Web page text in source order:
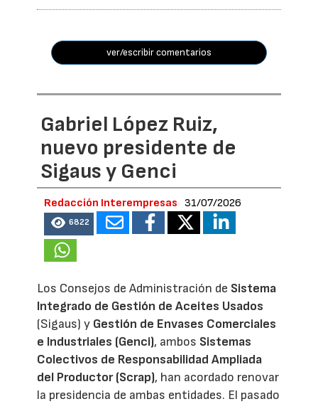
ver/escribir comentarios
Gabriel López Ruiz,
nuevo presidente de
Sigaus y Genci
Redacción Interempresas 31/07/2026
6822
Los Consejos de Administración de Sistema
Integrado de Gestión de Aceites Usados
(Sigaus) y Gestión de Envases Comerciales
e Industriales (Genci), ambos Sistemas
Colectivos de Responsabilidad Ampliada
del Productor (Scrap), han acordado renovar
la presidencia de ambas entidades. El pasado